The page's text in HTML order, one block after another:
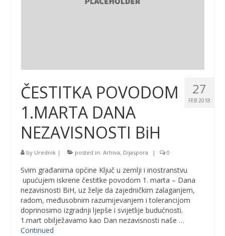
27
FEB 2018
ČESTITKA POVODOM
1.MARTA DANA
NEZAVISNOSTI BiH
by Urednik | posted in: Arhiva, Dijaspora | 0
Svim građanima općine Ključ u zemlji i inostranstvu
upućujem iskrene čestitke povodom 1. marta – Dana
nezavisnosti BiH, uz želje da zajedničkim zalaganjem,
radom, međusobnim razumijevanjem i tolerancijom
doprinosimo izgradnji ljepše i svijetlije budućnosti.
1.mart obilježavamo kao Dan nezavisnosti naše …
Continued